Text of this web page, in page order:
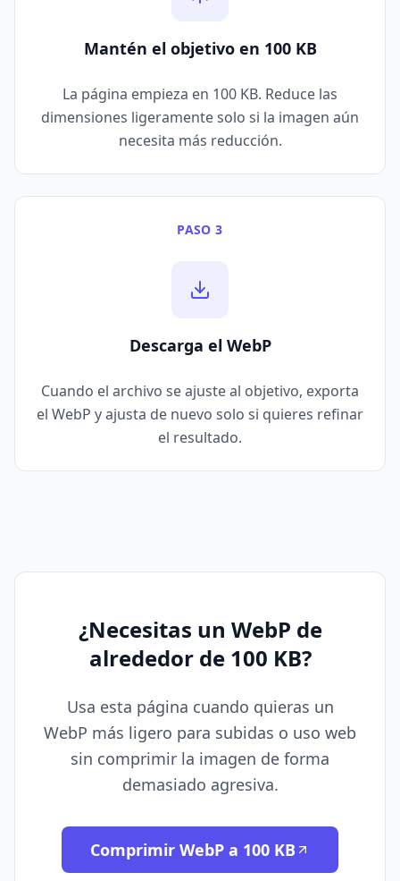
Mantén el objetivo en 100 KB
La página empieza en 100 KB. Reduce las
dimensiones ligeramente solo si la imagen aún
necesita más reducción.
PASO 3
Descarga el WebP
Cuando el archivo se ajuste al objetivo, exporta
el WebP y ajusta de nuevo solo si quieres refinar
el resultado.
¿Necesitas un WebP de
alrededor de 100 KB?
Usa esta página cuando quieras un
WebP más ligero para subidas o uso web
sin comprimir la imagen de forma
demasiado agresiva.
Comprimir WebP a 100 KB